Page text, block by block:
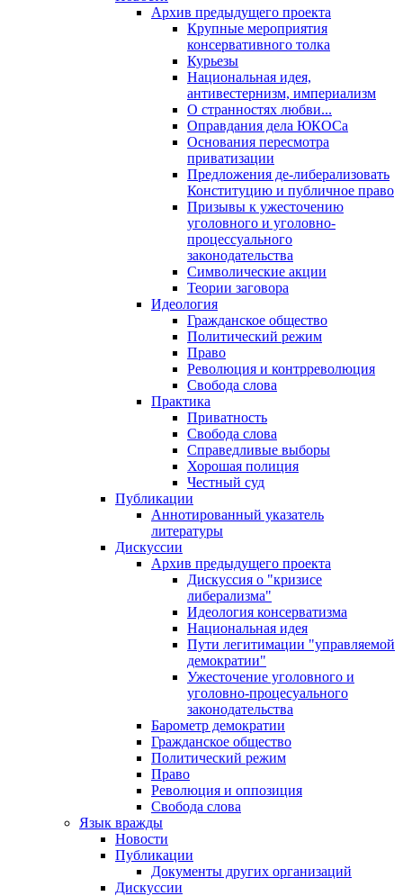
Архив предыдущего проекта
Крупные мероприятия
консервативного толка
Курьезы
Национальная идея,
антивестернизм, империализм
О странностях любви...
Оправдания дела ЮКОСа
Основания пересмотра
приватизации
Предложения де-либерализовать
Конституцию и публичное право
Призывы к ужесточению
уголовного и уголовно-
процессуального
законодательства
Символические акции
Теории заговора
Идеология
Гражданское общество
Политический режим
Право
Революция и контрреволюция
Свобода слова
Практика
Приватность
Свобода слова
Справедливые выборы
Хорошая полиция
Честный суд
Публикации
Аннотированный указатель
литературы
Дискуссии
Архив предыдущего проекта
Дискуссия о "кризисе
либерализма"
Идеология консерватизма
Национальная идея
Пути легитимации "управляемой
демократии"
Ужесточение уголовного и
уголовно-процесуального
законодательства
Барометр демократии
Гражданское общество
Политический режим
Право
Революция и оппозиция
Свобода слова
Язык вражды
Новости
Публикации
Документы других организаций
Дискуссии